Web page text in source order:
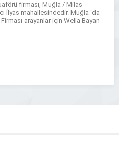
firması, Muğla / Milas
İlyas mahallesindedir. Muğla ‘da
arayanlar için Wella Bayan